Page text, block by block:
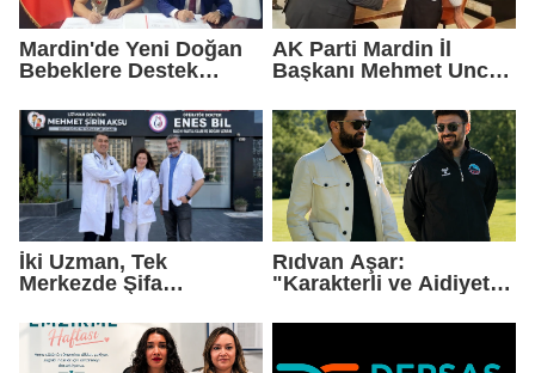
Mardin'de Yeni Doğan
Bebeklere Destek
AK Parti Mardin İl
Başkanı Mehmet Uncu:
Geleceğimizi
Korumaktır"
İki Uzman, Tek
Merkezde Şifa
Rıdvan Aşar:
"Karakterli ve Aidiyet
Kadro Kuruyoruz"